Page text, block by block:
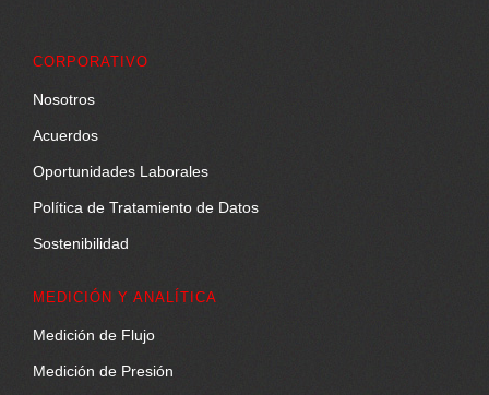
CORPORATIVO
Nosotros
Acuerdos
Oportunidades Laborales
Política de Tratamiento de Datos
Sostenibilidad
MEDICIÓN Y ANALÍTICA
Medición de Flujo
Medición de Presión